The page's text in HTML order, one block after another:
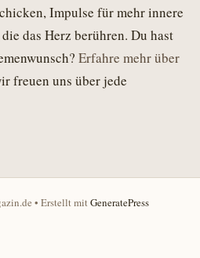
Impulse für mehr innere
das Herz berühren. Du hast
Erfahre mehr über
freuen uns über jede
• Erstellt mitGeneratePress